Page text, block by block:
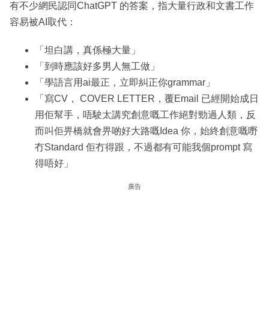
有不少網民認同ChatGPT 的答案，指大量行政和文書工作
容易被AI取代：
「坦白講，真係極大量」
「到時應該好多男人無工做」
「學語言用ai最正，立即糾正你grammar」
「寫CV， COVER LETTER，覆Email 已經開始成日
用佢幫手，唔駛太講究創意嘅工作絕對勁過人類，反
而叫佢畀橋就會畀啲好大路嘅Idea 你，始終創意嘅嘢
冇Standard 佢冇得跟，不過都有可能我個prompt 寫
得唔好」
廣告